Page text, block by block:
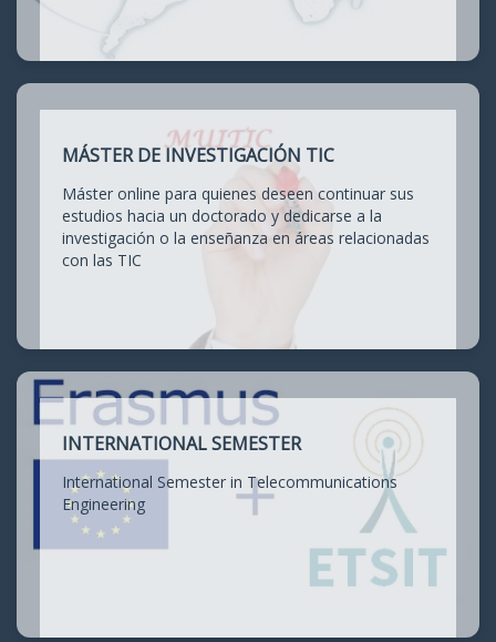
MÁSTER DE INVESTIGACIÓN TIC
Máster online para quienes deseen continuar sus
estudios hacia un doctorado y dedicarse a la
investigación o la enseñanza en áreas relacionadas
con las TIC
INTERNATIONAL SEMESTER
International Semester in Telecommunications
Engineering